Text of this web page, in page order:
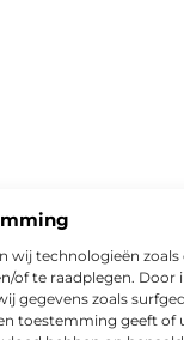
wij technologieën zoals
of te raadplegen. Door
gegevens zoals
toestemming geeft of